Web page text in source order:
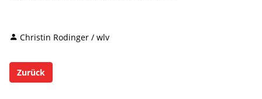
Christin Rodinger / wlv
Zurück